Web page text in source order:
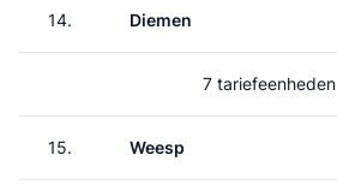
14. Diemen
7 tariefeenheden
15. Weesp